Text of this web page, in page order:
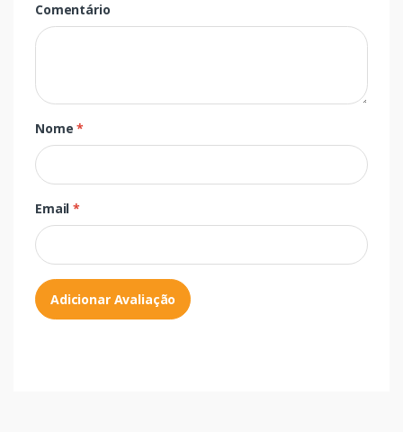
Comentário
Nome*
Email*
Adicionar Avaliação